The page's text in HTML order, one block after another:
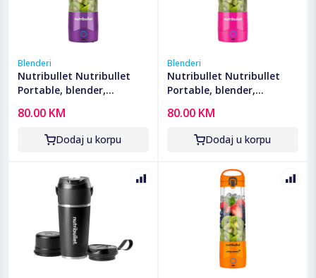
Blenderi
Nutribullet Nutribullet
Portable, blender,
- NBP003PU
80.00 KM
Dodaj u korpu
Blenderi
Nutribullet Nutribullet
Portable, blender,
- NBP003BP
80.00 KM
Dodaj u korpu